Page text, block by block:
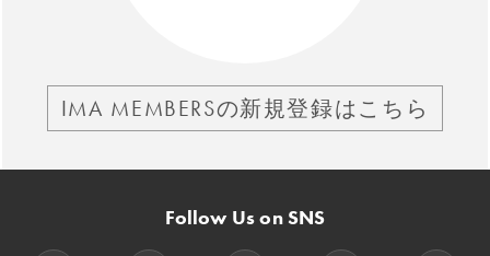
IMA MEMBERSの新規登録はこちら
Follow Us on SNS